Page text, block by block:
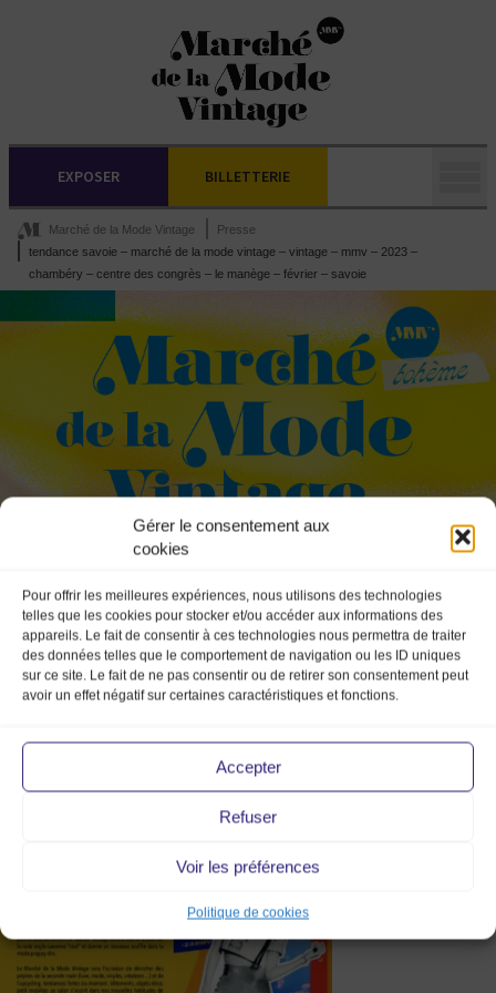
Gérer le consentement aux
cookies
Pour offrir les meilleures expériences, nous utilisons des technologies
telles que les cookies pour stocker et/ou accéder aux informations des
appareils. Le fait de consentir à ces technologies nous permettra de traiter
des données telles que le comportement de navigation ou les ID uniques
sur ce site. Le fait de ne pas consentir ou de retirer son consentement peut
avoir un effet négatif sur certaines caractéristiques et fonctions.
Accepter
Refuser
Voir les préférences
Politique de cookies
EXPOSER BILLETTERIE
Marché de la Mode Vintage
Presse
tendance savoie – marché de la mode vintage – vintage – mmv – 2023 –
chambéry – centre des congrès – le manège – février – savoie
tendance savoie – marché de la
mode vintage – vintage – mmv –
2023 – chambéry – centre des
congrès – le manège – février –